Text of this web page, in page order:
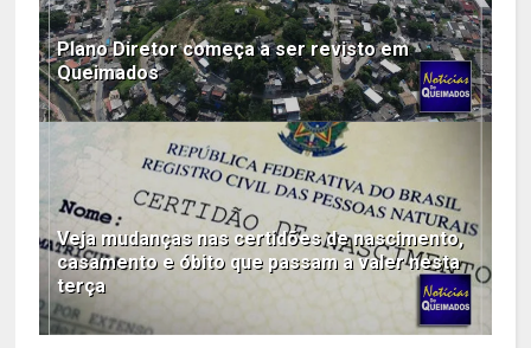
Plano Diretor começa a ser revisto em
Queimados
Veja mudanças nas certidões de nascimento,
casamento e óbito que passam a valer nesta
terça